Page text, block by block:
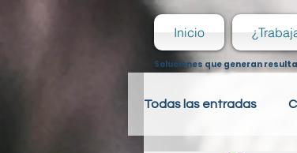
Inicio
Soluciones que generan
Todas las entradas